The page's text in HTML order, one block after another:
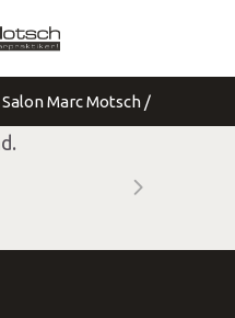
Salon Marc Motsch /